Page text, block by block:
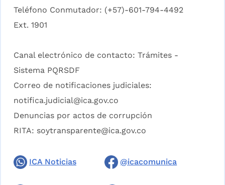
Teléfono Conmutador: (+57)-601-794-4492
Ext. 1901
Canal electrónico de contacto: Trámites -
Sistema PQRSDF
Correo de notificaciones judiciales:
notifica.judicial@ica.gov.co
Denuncias por actos de corrupción
RITA: soytransparente@ica.gov.co
ICA Noticias @icacomunica